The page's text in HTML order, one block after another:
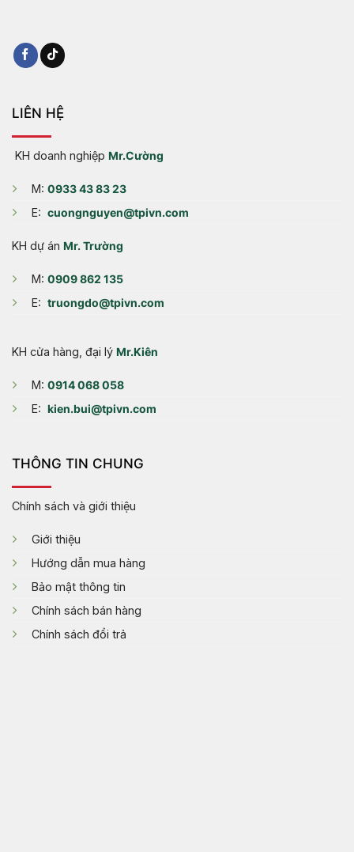
LIÊN HỆ
KH doanh nghiệp Mr.Cường
M: 0933 43 83 23
E: cuongnguyen@tpivn.com
KH dự án Mr. Trường
M: 0909 862 135
E: truongdo@tpivn.com
KH cửa hàng, đại lý Mr.Kiên
M: 0914 068 058
E: kien.bui@tpivn.com
THÔNG TIN CHUNG
Chính sách và giới thiệu
Giới thiệu
Hướng dẫn mua hàng
Bảo mật thông tin
Chính sách bán hàng
Chính sách đổi trả